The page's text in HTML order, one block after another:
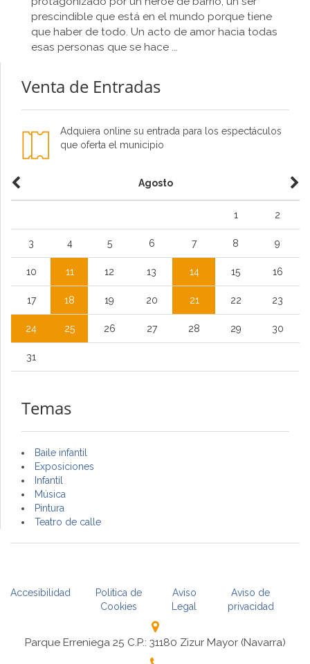
prescindible que está en el mundo porque tiene
que haber de todo. Un acto de amor hacia todas
esas personas que se hace ...
Venta de Entradas
Adquiera online su entrada para los espectáculos
que oferta el municipio
Agosto
1 2
3 4 5 6 7 8 9
10 11 12 13 14 15 16
17 18 19 20 21 22 23
24 25 26 27 28 29 30
31
Temas
Baile infantil
Exposiciones
Infantil
Música
Pintura
Teatro de calle
Accesibilidad
Politica de
Cookies
Aviso
Legal
Aviso de
privacidad
Parque Erreniega 25 C.P.: 31180 Zizur Mayor (Navarra)